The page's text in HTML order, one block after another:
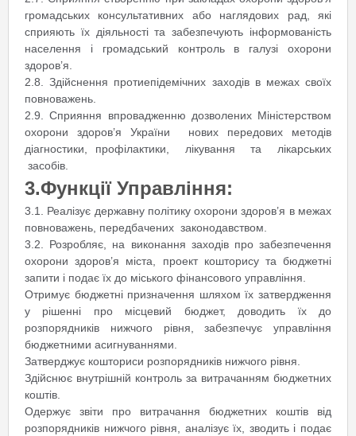
громадських консультативних або наглядових рад, які
сприяють їх діяльності та забезпечують інформованість
населення і громадський контроль в галузі охорони
здоров’я.
2.8. Здійснення протиепідемічних заходів в межах своїх
повноважень.
2.9. Сприяння впровадженню дозволених Міністерством
охорони здоров’я України нових передових методів
діагностики, профілактики, лікування та лікарських
засобів.
3.Функції Управління:
3.1. Реалізує державну політику охорони здоров’я в межах
повноважень, передбачених законодавством.
3.2. Розробляє, на виконання заходів про забезпечення
охорони здоров’я міста, проект кошторису та бюджетні
запити і подає їх до міського фінансового управління.
Отримує бюджетні призначення шляхом їх затвердження
у рішенні про місцевий бюджет, доводить їх до
розпорядників нижчого рівня, забезпечує управління
бюджетними асигнуваннями.
Затверджує кошториси розпорядників нижчого рівня.
Здійснює внутрішній контроль за витрачанням бюджетних
коштів.
Одержує звіти про витрачання бюджетних коштів від
розпорядників нижчого рівня, аналізує їх, зводить і подає